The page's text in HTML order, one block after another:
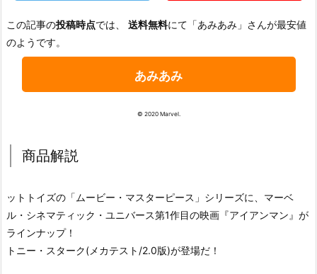
この記事の投稿時点では、 送料無料にて「あみあみ」さんが最安値
のようです。
あみあみ
© 2020 Marvel.
商品解説
ットトイズの「ムービー・マスターピース」シリーズに、マーベ
ル・シネマティック・ユニバース第1作目の映画『アイアンマン』が
ラインナップ！
トニー・スターク(メカテスト/2.0版)が登場だ！